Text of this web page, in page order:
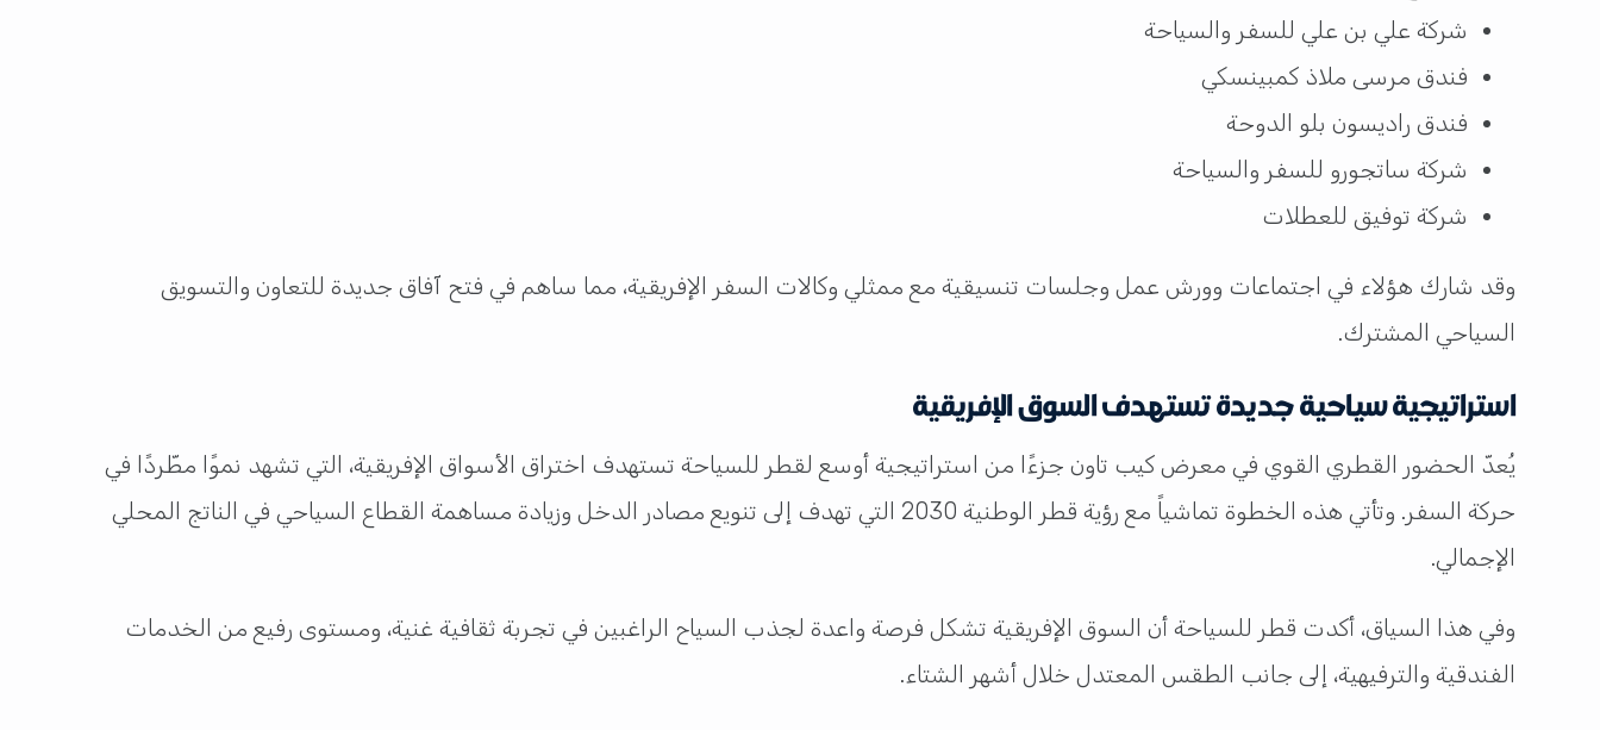
شركة علي بن علي للسفر والسياحة
فندق مرسى ملاذ كمبينسكي
فندق راديسون بلو الدوحة
شركة ساتجورو للسفر والسياحة
شركة توفيق للعطلات
وقد شارك هؤلاء في اجتماعات وورش عمل وجلسات تنسيقية مع ممثلي وكالات السفر الإفريقية، مما ساهم في فتح آفاق جديدة للتعاون والتسويق
السياحي المشترك.
استراتيجية سياحية جديدة تستهدف السوق الإفريقية
يُعدّ الحضور القطري القوي في معرض كيب تاون جزءًا من استراتيجية أوسع لقطر للسياحة تستهدف اختراق الأسواق الإفريقية، التي تشهد نموًا مطّردًا في
حركة السفر. وتأتي هذه الخطوة تماشياً مع رؤية قطر الوطنية 2030 التي تهدف إلى تنويع مصادر الدخل وزيادة مساهمة القطاع السياحي في الناتج المحلي
الإجمالي.
وفي هذا السياق، أكدت قطر للسياحة أن السوق الإفريقية تشكل فرصة واعدة لجذب السياح الراغبين في تجربة ثقافية غنية، ومستوى رفيع من الخدمات
الفندقية والترفيهية، إلى جانب الطقس المعتدل خلال أشهر الشتاء.